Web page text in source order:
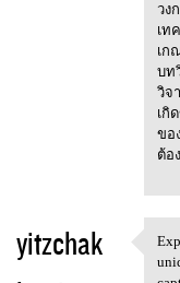
วง
เท
เก
บท
วิจ
เกิ
ขอ
ต้อ
yitzchak